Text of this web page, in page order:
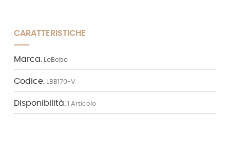
CARATTERISTICHE
Marca: LeBebe
Codice: LBB170-V
Disponibilità: 1 Articolo